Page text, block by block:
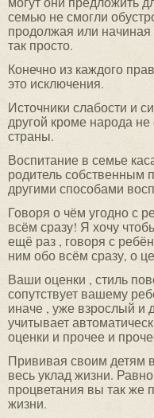
семью не смогли
продолжая или
так просто.
Конечно из каждого
это исключения.
Источники слабости и
другой кроме народа не
страны.
Воспитание в семье
родитель собственным
другими способами
Говоря о чём угодно с
всём сразу! Я хочу
ещё раз , говоря с
ним обо всём сразу, о
Ваши оценки , стиль
сопутствует вашему
иначе , уже взрослый и
учитывает
оценки и прочее и
Прививая своим детям
весь уклад жизни.
процветания вы так же
жизни.